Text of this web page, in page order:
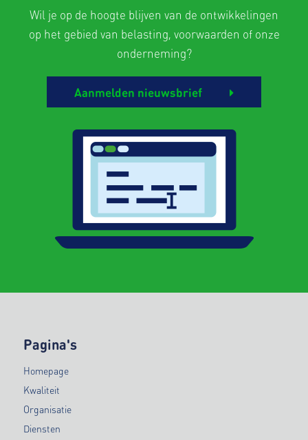
Wil je op de hoogte blijven van de ontwikkelingen
op het gebied van belasting, voorwaarden of onze
onderneming?
Aanmelden nieuwsbrief
Pagina's
Homepage
Kwaliteit
Organisatie
Diensten